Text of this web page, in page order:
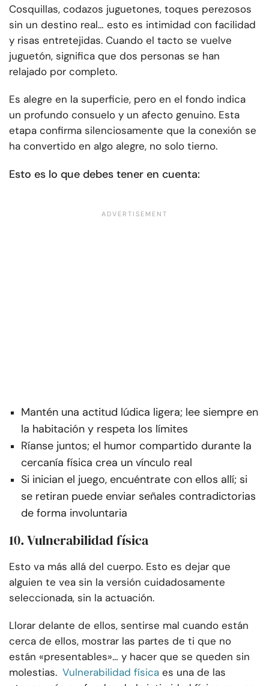
Cosquillas, codazos juguetones, toques perezosos
sin un destino real… esto es intimidad con facilidad
y risas entretejidas. Cuando el tacto se vuelve
juguetón, significa que dos personas se han
relajado por completo.
Es alegre en la superficie, pero en el fondo indica
un profundo consuelo y un afecto genuino. Esta
etapa confirma silenciosamente que la conexión se
ha convertido en algo alegre, no solo tierno.
Esto es lo que debes tener en cuenta:
Mantén una actitud lúdica ligera; lee siempre en
la habitación y respeta los límites
Ríanse juntos; el humor compartido durante la
cercanía física crea un vínculo real
Si inician el juego, encuéntrate con ellos allí; si
se retiran puede enviar señales contradictorias
de forma involuntaria
10. Vulnerabilidad física
Esto va más allá del cuerpo. Esto es dejar que
alguien te vea sin la versión cuidadosamente
seleccionada, sin la actuación.
Llorar delante de ellos, sentirse mal cuando están
cerca de ellos, mostrar las partes de ti que no
están «presentables»… y hacer que se queden sin
molestias. Vulnerabilidad física es una de las